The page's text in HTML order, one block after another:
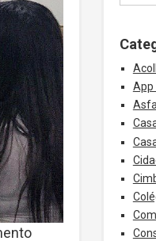
App